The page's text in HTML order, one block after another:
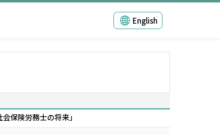
English
保険労務士の将来」